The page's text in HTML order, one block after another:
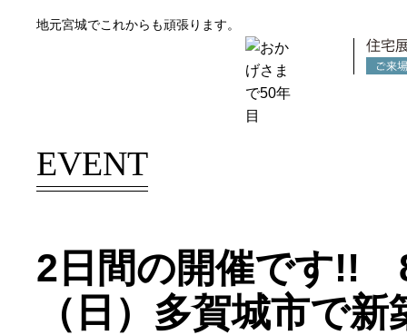
地元宮城でこれからも頑張ります。
スモリの家
EVENT
2日間の開催です!!
（日）多賀城市で